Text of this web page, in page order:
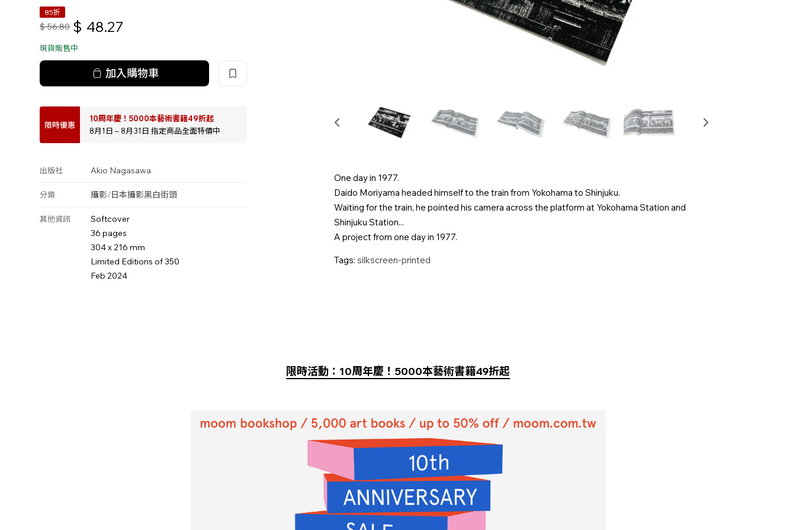
85折
$ 56.80 $ 48.27
現貨販售中
加入購物車
限時優惠
10周年慶！5000本藝術書籍49折起
8月1日 – 8月31日 指定商品全面特價中
出版社 Akio Nagasawa
分類 攝影/日本攝影黑白街頭
其他資訊
Softcover
36 pages
304 x 216 mm
Limited Editions of 350
Feb 2024
One day in 1977.
Daido Moriyama headed himself to the train from Yokohama to Shinjuku.
Waiting for the train, he pointed his camera across the platform at Yokohama Station and
Shinjuku Station...
A project from one day in 1977.
Tags: silkscreen-printed
限時活動：10周年慶！5000本藝術書籍49折起